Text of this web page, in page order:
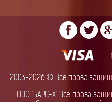
2003-2026 © Все права
ООО "БАРС-Х" Все права